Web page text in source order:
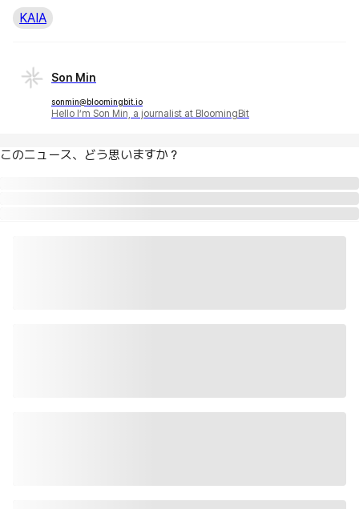
KAIA
Son Min
sonmin@bloomingbit.io
Hello I’m Son Min, a journalist at BloomingBit
このニュース、どう思いますか？